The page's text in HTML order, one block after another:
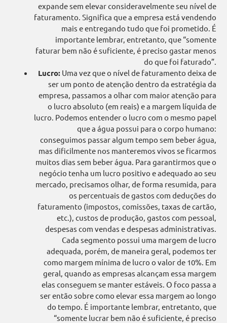
expande sem elevar consideravelmente seu nível de
faturamento. Significa que a empresa está vendendo
mais e entregando tudo que foi prometido. É
importante lembrar, entretanto, que “somente
faturar bem não é suficiente, é preciso gastar menos
do que foi faturado”.
Lucro: Uma vez que o nível de faturamento deixa de
ser um ponto de atenção dentro da estratégia da
empresa, passamos a olhar com maior atenção para
o lucro absoluto (em reais) e a margem líquida de
lucro. Podemos entender o lucro com o mesmo papel
que a água possui para o corpo humano:
conseguimos passar algum tempo sem beber água,
mas dificilmente nos manteremos vivos se ficarmos
muitos dias sem beber água. Para garantirmos que o
negócio tenha um lucro positivo e adequado ao seu
mercado, precisamos olhar, de forma resumida, para
os percentuais de gastos com deduções do
faturamento (impostos, comissões, taxas de cartão,
etc.), custos de produção, gastos com pessoal,
despesas com vendas e despesas administrativas.
Cada segmento possui uma margem de lucro
adequada, porém, de maneira geral, podemos ter
como margem mínima de lucro o valor de 10%. Em
geral, quando as empresas alcançam essa margem
elas conseguem se manter estáveis. O foco passa a
ser então sobre como elevar essa margem ao longo
do tempo. É importante lembrar, entretanto, que
“somente lucrar bem não é suficiente, é preciso